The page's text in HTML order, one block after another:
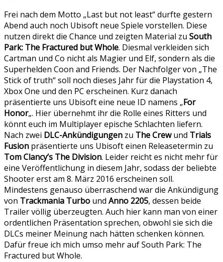
Frei nach dem Motto „Last but not least“ durfte gestern
Abend auch noch Ubisoft neue Spiele vorstellen. Diese
nutzen direkt die Chance und zeigten Material zu South
Park: The Fractured but Whole. Diesmal verkleiden sich
Cartman und Co nicht als Magier und Elf, sondern als die
Superhelden Coon and Friends. Der Nachfolger von „The
Stick of truth“ soll noch dieses Jahr für die Playstation 4,
Xbox One und den PC erscheinen. Kurz danach
präsentierte uns Ubisoft eine neue ID namens „For
Honor„. Hier übernehmt ihr die Rolle eines Ritters und
könnt euch im Multiplayer epische Schlachten liefern.
Nach zwei DLC-Ankündigungen zu The Crewund Trials
Fusion präsentierte uns Ubisoft einen Releasetermin zu
Tom Clancy’s The Division. Leider reicht es nicht mehr für
eine Veröffentlichung in diesem Jahr, sodass der beliebte
Shooter erst am 8. März 2016 erscheinen soll.
Mindestens genauso überraschend war die Ankündigung
von Trackmania Turbo und Anno 2205, dessen beide
Trailer völlig überzeugten. Auch hier kann man von einer
ordentlichen Präsentation sprechen, obwohl sie sich die
DLCs meiner Meinung nach hätten schenken können.
Dafür freue ich mich umso mehr auf South Park: The
Fractured but Whole.